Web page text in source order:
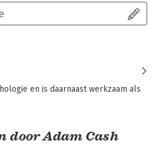
en is daarnaast werkzaam als
door Adam Cash